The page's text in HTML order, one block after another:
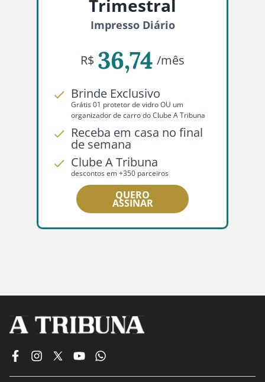
Trimestral
Impresso Diário
R$ 36,74 /mês
Brinde Exclusivo
Grátis 01 protetor de vidro OU um
organizador de carro do Clube A Tribuna
Receba em casa no final
de semana
Clube A Tribuna
descontos em +350 parceiros
QUERO
ASSINAR